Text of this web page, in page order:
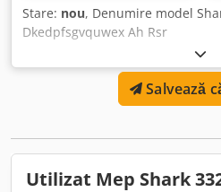
Stare: nou, Denumire model
Dkedpfsgvquwex Ah Rsr
Salvează
Utilizat Mep Shark